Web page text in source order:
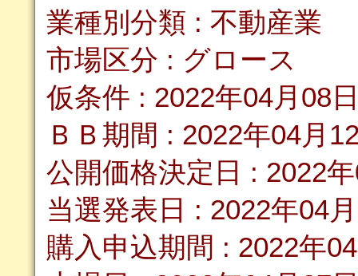
業種別分類 : 不動産業
市場区分 : グロース
仮条件 : 2022年04月08
ＢＢ期間 : 2022年04月
公開価格決定日 : 2022
当選発表日 : 2022年04
購入申込期間 : 2022年